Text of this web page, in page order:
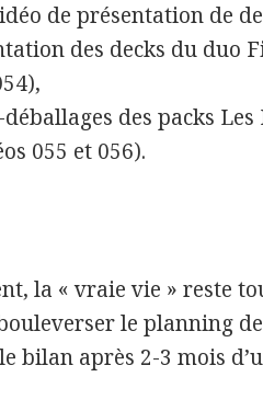
de présentation de
des decks du duo
des packs
055 et 056).
la « vraie vie » reste
le planning
bilan après 2-3 mois